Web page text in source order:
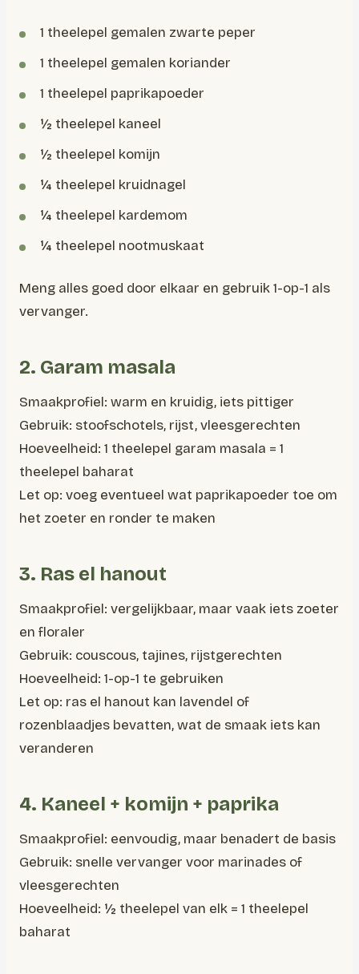
1 theelepel gemalen zwarte peper
1 theelepel gemalen koriander
1 theelepel paprikapoeder
½ theelepel kaneel
½ theelepel komijn
¼ theelepel kruidnagel
¼ theelepel kardemom
¼ theelepel nootmuskaat
Meng alles goed door elkaar en gebruik 1-op-1 als
vervanger.
2. Garam masala
Smaakprofiel: warm en kruidig, iets pittiger
Gebruik: stoofschotels, rijst, vleesgerechten
Hoeveelheid: 1 theelepel garam masala = 1
theelepel baharat
Let op: voeg eventueel wat paprikapoeder toe om
het zoeter en ronder te maken
3. Ras el hanout
Smaakprofiel: vergelijkbaar, maar vaak iets zoeter
en floraler
Gebruik: couscous, tajines, rijstgerechten
Hoeveelheid: 1-op-1 te gebruiken
Let op: ras el hanout kan lavendel of
rozenblaadjes bevatten, wat de smaak iets kan
veranderen
4. Kaneel + komijn + paprika
Smaakprofiel: eenvoudig, maar benadert de basis
Gebruik: snelle vervanger voor marinades of
vleesgerechten
Hoeveelheid: ½ theelepel van elk = 1 theelepel
baharat